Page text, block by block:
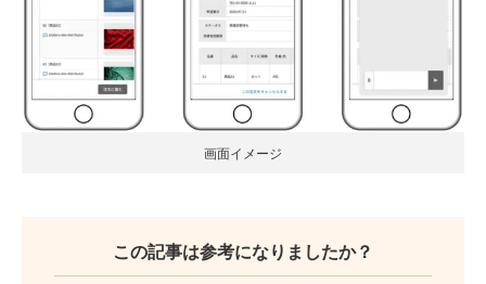
画面イメージ
この記事は参考になりましたか？